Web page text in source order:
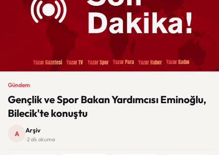
Gündem
Gençlik ve Spor Bakan Yardımcısı Eminoğlu,
Bilecik'te konuştu
A Arşiv
· 2 dk okuma